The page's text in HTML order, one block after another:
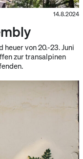
14.8.2024
heuer von 20.-23. Juni
zur transalpinen